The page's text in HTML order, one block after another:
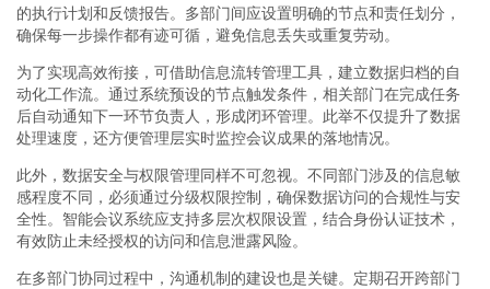
的执行计划和反馈报告。多部门间应设置明确的节点和责任划分，
确保每一步操作都有迹可循，避免信息丢失或重复劳动。
为了实现高效衔接，可借助信息流转管理工具，建立数据归档的自
动化工作流。通过系统预设的节点触发条件，相关部门在完成任务
后自动通知下一环节负责人，形成闭环管理。此举不仅提升了数据
处理速度，还方便管理层实时监控会议成果的落地情况。
此外，数据安全与权限管理同样不可忽视。不同部门涉及的信息敏
感程度不同，必须通过分级权限控制，确保数据访问的合规性与安
全性。智能会议系统应支持多层次权限设置，结合身份认证技术，
有效防止未经授权的访问和信息泄露风险。
在多部门协同过程中，沟通机制的建设也是关键。定期召开跨部门